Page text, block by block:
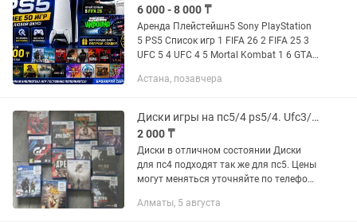
6 000 - 8 000 ₸
Аренда Плейстейшн5 Sony PlayStation
5 PS5 Список игр 1 FIFA 26 2 FIFA 25 3
UFC 5 4 UFC 4 5 Mortal Kombat 1 6 GTA
Astro Playroom 11 Assassins Valhalla
Астана, позавчера
Диски игры на пс5/4 ps5/4. Ufc3/4 fc fifa 21/20/23 gta5 mk
2 000 ₸
Диски в отличном состоянии Диски
для пс4 подходят так же для пс5. Цены
могут меняться уточняйте по телефону
новые и бу Есть обмен Есть так же док
Алматы, 5 августа